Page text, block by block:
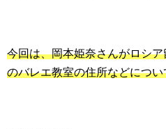
今回は、岡本姫奈さんがロシ
のバレエ教室の住所などにつ